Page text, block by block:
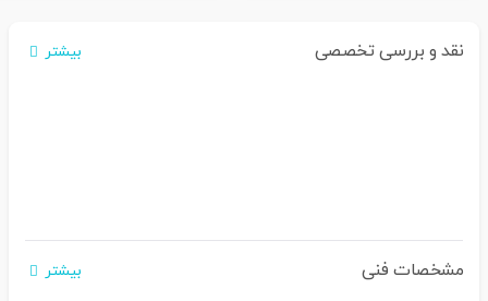
نقد و بررسی تخصصی بیشتر
مشخصات فنی بیشتر